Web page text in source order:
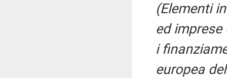
(Elementi
ed
i
europea